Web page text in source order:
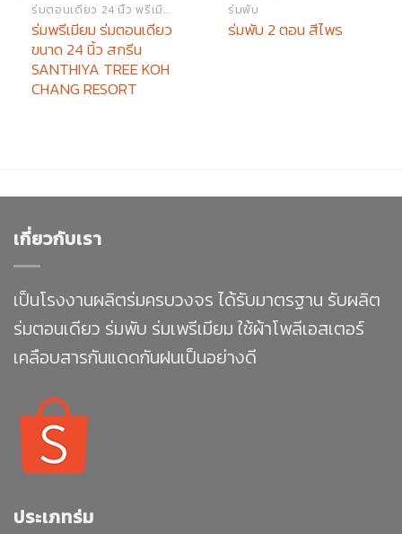
ร่มตอนเดียว 24 นิ้ว พรีเมียม
ร่มพรีเมียม ร่มตอนเดียว
ขนาด 24 นิ้ว สกรีน
SANTHIYA TREE KOH
CHANG RESORT
ร่มพับ
ร่มพับ 2 ตอน สีไพร
เกี่ยวกับเรา
เป็นโรงงานผลิตร่มครบวงจร ได้รับมาตรฐาน รับผลิต
ร่มตอนเดียว ร่มพับ ร่มเพรีเมียม ใช้ผ้าโพลีเอสเตอร์
เคลือบสารกันแดดกันฝนเป็นอย่างดี
ประเภทร่ม